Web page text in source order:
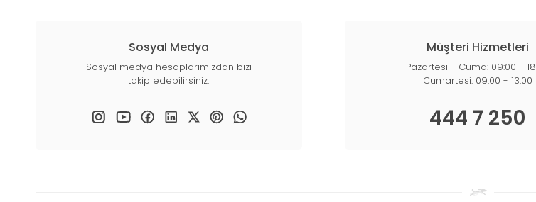
Sosyal Medya
Sosyal medya hesaplarımızdan bizi
takip edebilirsiniz.
Müşteri Hizmetleri
Pazartesi - Cuma: 09:00 -
Cumartesi: 09:00 - 13:00
444 7 250